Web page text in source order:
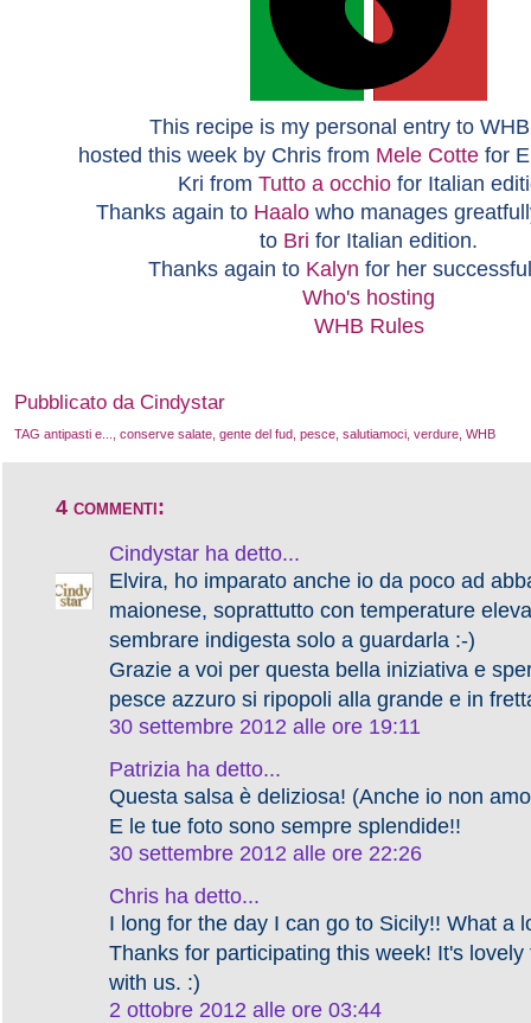
This recipe is my personal entry to
hosted this week by Chris from Mele Cottefor
Kri from Tutto a occhio for Italian
Thanks again to Haalowho manages
to Bri for Italian edition.
Thanks again to Kalyn for her
Who's hosting
WHB Rules
Pubblicato da Cindystar
TAG antipasti e... conserve salate gente del fud pesce salutiamoci verdure WHB
4 commenti:
Cindystar ha detto...
Elvira, ho imparato anche io da poco ad
maionese, soprattutto con temperature
sembrare indigesta solo a guardarla :-)
Grazie a voi per questa bella iniziativa e
pesce azzuro si ripopoli alla grande e in
30 settembre 2012 alle ore 19:11
Patrizia ha detto...
Questa salsa è deliziosa! (Anche io non
E le tue foto sono sempre splendide!!
30 settembre 2012 alle ore 22:26
Chris ha detto...
I long for the day I can go to Sicily!! What a
Thanks for participating this week! It's lovely
with us. :)
2 ottobre 2012 alle ore 03:44